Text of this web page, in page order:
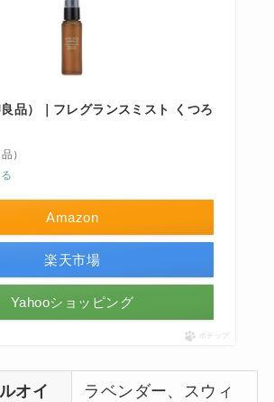
品）｜フレグランスミスト くつろ
）
Amazon
楽天市場
Yahooショッピング
ポチップ
オイ
ラベンダー、スウィ